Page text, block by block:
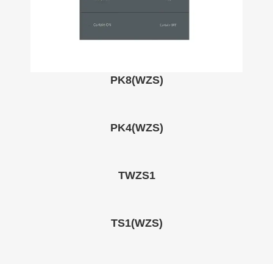
PK8(WZS)
PK4(WZS)
TWZS1
TS1(WZS)